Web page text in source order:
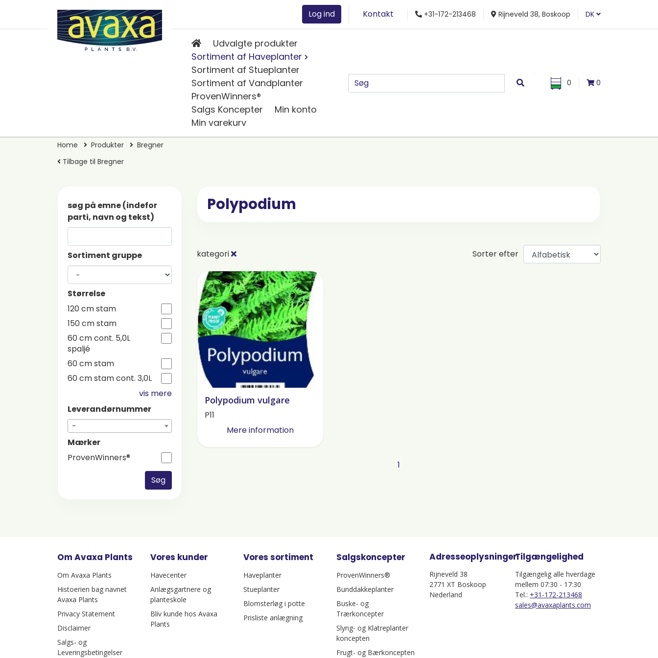
Log ind Kontakt +31-172-213468 Rijneveld 38, Boskoop DK
Udvalgte produkter
Sortiment af Haveplanter
Sortiment af Stueplanter
Sortiment af Vandplanter
ProvenWinners®
Salgs Koncepter
Min konto
Min varekurv
0 0
Home Produkter
Bregner
Tilbage til Bregner
søg på emne (indefor
parti, navn og tekst)
Sortiment gruppe
Størrelse
120 cm stam
150 cm stam
60 cm cont. 5,0L
spaljé
60 cm stam
60 cm stam cont. 3,0L
vis mere
Leverandørnummer
-
Mærker
ProvenWinners®
Søg
Polypodium
kategori Sorter efter
Polypodium vulgare
P11
Mere information
1
Om Avaxa Plants
Om Avaxa Plants
Histoerien bag navnet
Avaxa Plants
Privacy Statement
Disclaimer
Salgs- og
Leveringsbetingelser
Vores kunder
Havecenter
Anlægsgartnere og
planteskole
Bliv kunde hos Avaxa
Plants
Vores sortiment
Haveplanter
Stueplanter
Blomsterløg i potte
Prisliste anlægning
Salgskoncepter
ProvenWinners®
Bunddakkeplanter
Buske- og
Trærkoncepter
Slyng- og Klatreplanter
koncepten
Frugt- og Bærkoncepten
Adresseoplysninger
Rijneveld 38
2771 XT Boskoop
Nederland
Tilgængelighed
Tilgængelig alle hverdage
mellem 07:30 - 17:30
Tel.: +31-172-213468
sales@avaxaplants.com